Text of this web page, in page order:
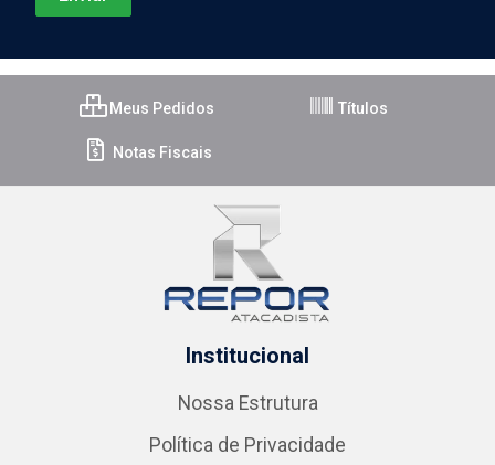
Meus Pedidos Títulos
Notas Fiscais
Institucional
Nossa Estrutura
Política de Privacidade